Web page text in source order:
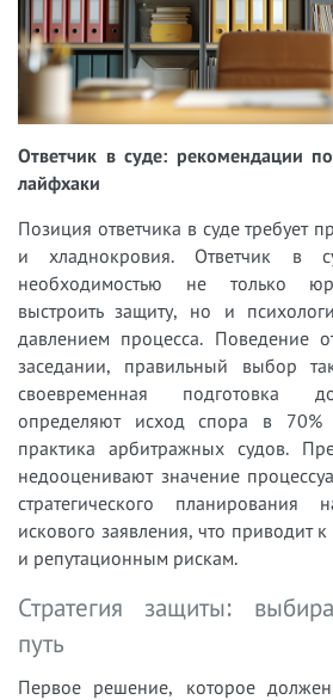
Ответчик в суде: рекомендации
лайфхаки
Позиция ответчика в суде требует
и хладнокровия. Ответчик в
необходимостью не только
выстроить защиту, но и
давлением процесса. Поведение
заседании, правильный выбор
своевременная подготовка
определяют исход спора в 70%
практика арбитражных судов.
недооценивают значение
стратегического планирования
искового заявления, что приводит
и репутационным рискам.
Стратегия защиты:
путь
Первое решение, которое